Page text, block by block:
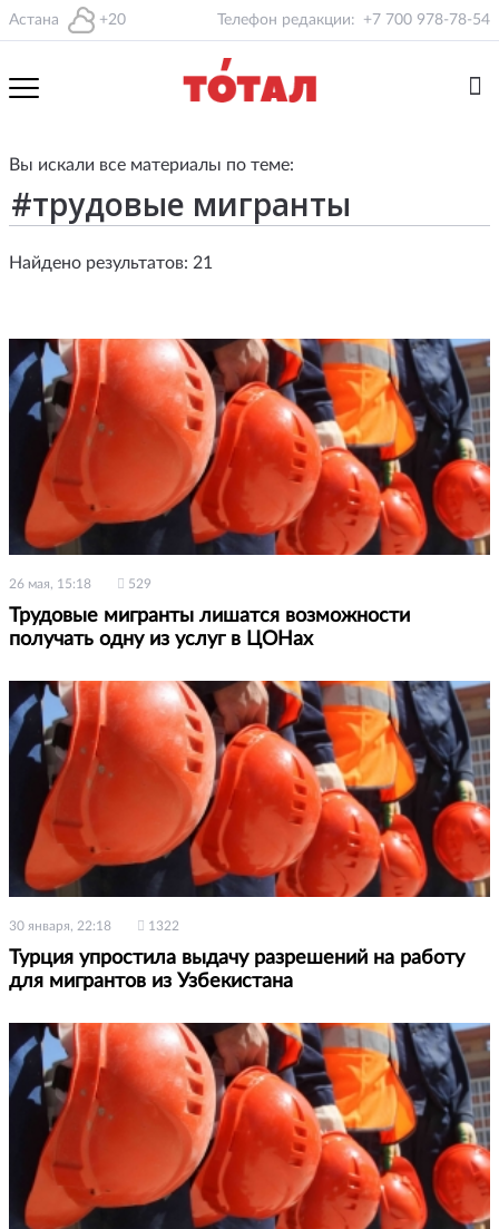
Астана +20 Телефон редакции: +7 700 978-78-54
Вы искали все материалы по теме:
Найдено результатов: 21
26 мая, 15:18 529
Трудовые мигранты лишатся возможности
получать одну из услуг в ЦОНах
30 января, 22:18 1322
Турция упростила выдачу разрешений на работу
для мигрантов из Узбекистана